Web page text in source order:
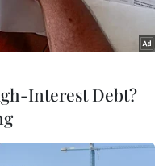
tăng xá, phương trượng,
tát Quan Thế Âm, tháp
vườn Lộc Uyển, vườn Lâm
Interest Debt?